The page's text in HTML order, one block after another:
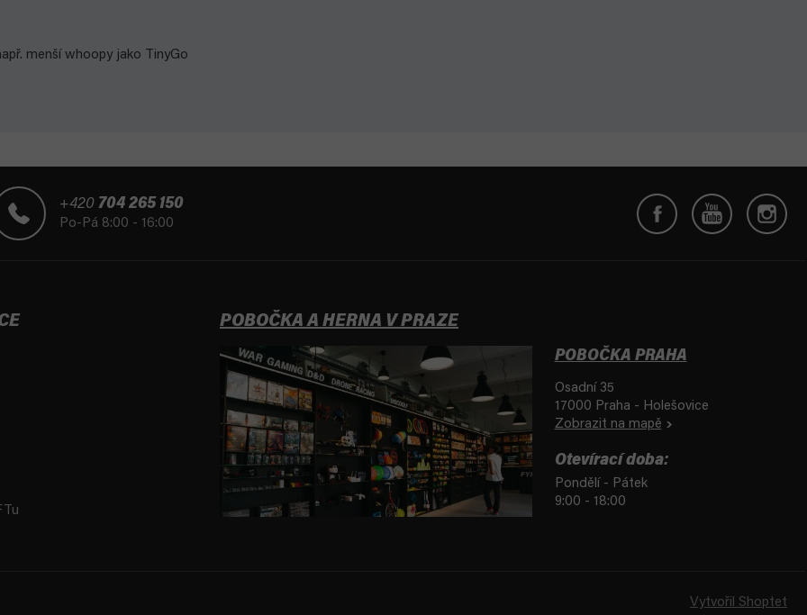
menší whoopy jako TinyGo
+420 704 265 150
Po-Pá 8:00 - 16:00
POBOČKA A HERNA V PRAZE
POBOČKA PRAHA
Osadní 35
17000 Praha - Holešovice
Zobrazit na mapě
Otevírací doba:
Pondělí - Pátek
9:00 - 18:00
Vytvořil Shoptet